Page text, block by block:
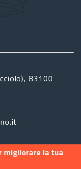
83100
migliorare la tua